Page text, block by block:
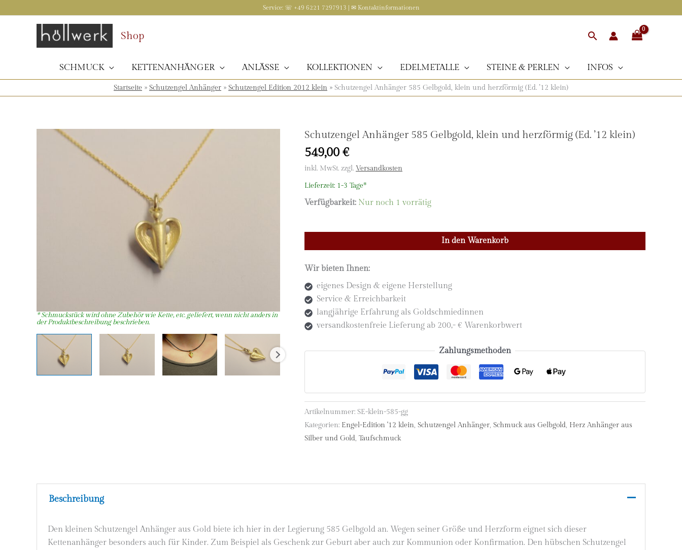
Inhalt
Service: ☏ +49 6221 7297913 | ✉ Kontaktinformationen
Shop Suchen
SCHMUCK KETTENANHÄNGER ANLÄSSE KOLLEKTIONEN EDELMETALLE STEINE & PERLEN INFOS
Startseite » Schutzengel Anhänger » Schutzengel Edition 2012 klein » Schutzengel Anhänger 585 Gelbgold, klein und herzförmig (Ed. ’12 klein)
Schutzengel Anhänger 585 Gelbgold, klein und herzförmig (Ed. ’12 klein)
549,00 €
inkl. MwSt. zzgl. Versandkosten
Lieferzeit: 1-3 Tage*
Verfügbarkeit: Nur noch 1 vorrätig
Gelbgold,
klein
und
herzförmig
(Ed.
In den Warenkorb
Wir bieten Ihnen:
eigenes Design & eigene Herstellung
Service & Erreichbarkeit
langjährige Erfahrung als Goldschmiedinnen
versandkostenfreie Lieferung ab 200,- € Warenkorbwert
Zahlungsmethoden
Artikelnummer: SE-klein-585-gg
Kategorien: Engel-Edition '12 klein, Schutzengel Anhänger, Schmuck aus Gelbgold, Herz Anhänger aus
Silber und Gold, Taufschmuck
Beschreibung
Den kleinen Schutzengel Anhänger aus Gold biete ich hier in der Legierung 585 Gelbgold an. Wegen seiner Größe und Herzform eignet sich dieser
Kettenanhänger besonders auch für Kinder. Zum Beispiel als Geschenk zur Geburt aber auch zur Kommunion oder Konfirmation. Den hübschen Schutzengel